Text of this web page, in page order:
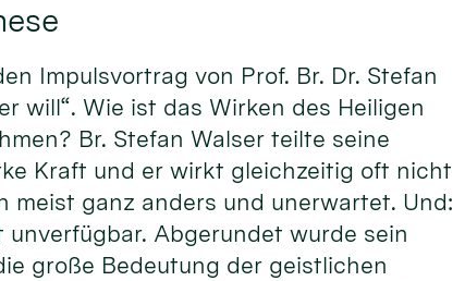
Impulsvortrag von Prof. Br. Dr. Stefan
will“. Wie ist das Wirken des Heiligen
Br. Stefan Walser teilte seine
Kraft und er wirkt gleichzeitig oft nicht
meist ganz anders und unerwartet. Und:
Abgerundet wurde sein
große Bedeutung der geistlichen